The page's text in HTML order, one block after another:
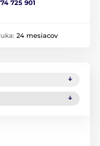
725 901
24 mesiacov